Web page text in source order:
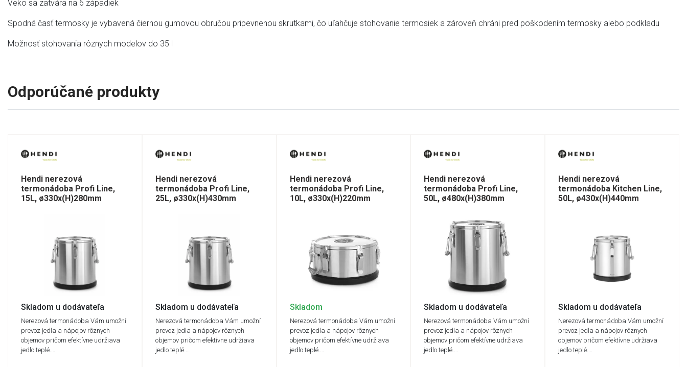
Veko sa zatvára na 6 západiek
Spodná časť termosky je vybavená čiernou gumovou obručou pripevnenou skrutkami, čo uľahčuje stohovanie termosiek a zároveň chráni pred poškodením termosky alebo podkladu
Možnosť stohovania rôznych modelov do 35 l
Odporúčané produkty
Hendi nerezová
termonádoba Profi Line,
15L, ø330x(H)280mm
Skladom u dodávateľa
Nerezová termonádoba Vám umožní
prevoz jedla a nápojov rôznych
objemov pričom efektívne udržiava
jedlo teplé.…
Hendi nerezová
termonádoba Profi Line,
25L, ø330x(H)430mm
Skladom u dodávateľa
Nerezová termonádoba Vám umožní
prevoz jedla a nápojov rôznych
objemov pričom efektívne udržiava
jedlo teplé.…
Hendi nerezová
termonádoba Profi Line,
10L, ø330x(H)220mm
Skladom
Nerezová termonádoba Vám umožní
prevoz jedla a nápojov rôznych
objemov pričom efektívne udržiava
jedlo teplé.…
Hendi nerezová
termonádoba Profi Line,
50L, ø480x(H)380mm
Skladom u dodávateľa
Nerezová termonádoba Vám umožní
prevoz jedla a nápojov rôznych
objemov pričom efektívne udržiava
jedlo teplé.…
Hendi nerezová
termonádoba Kitchen Line,
50L, ø430x(H)440mm
Skladom u dodávateľa
Nerezová termonádoba Vám umožní
prevoz jedla a nápojov rôznych
objemov pričom efektívne udržiava
jedlo teplé.…